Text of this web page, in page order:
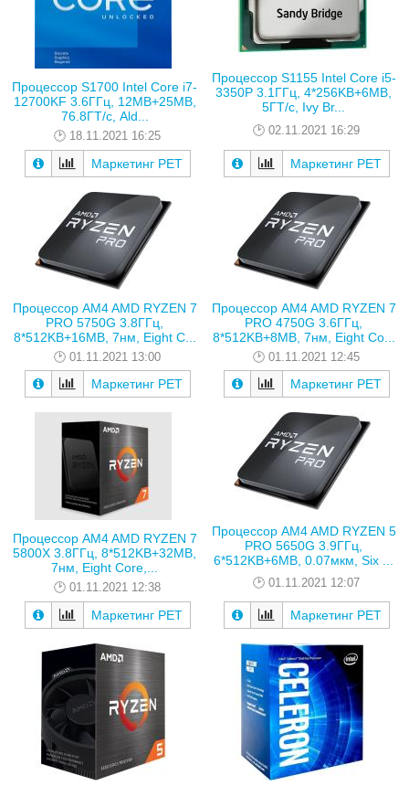
Процессор S1700 Intel Core i7-
12700KF 3.6ГГц, 12MB+25MB,
76.8ГТ/с, Ald...
18.11.2021 16:25
Маркетинг РЕТ
Процессор S1155 Intel Core i5-
3350P 3.1ГГц, 4*256KB+6MB,
5ГТ/с, Ivy Br...
02.11.2021 16:29
Маркетинг РЕТ
Процессор AM4 AMD RYZEN 7
PRO 5750G 3.8ГГц,
8*512KB+16MB, 7нм, Eight C...
01.11.2021 13:00
Маркетинг РЕТ
Процессор AM4 AMD RYZEN 7
PRO 4750G 3.6ГГц,
8*512KB+8MB, 7нм, Eight Co...
01.11.2021 12:45
Маркетинг РЕТ
Процессор AM4 AMD RYZEN 7
5800X 3.8ГГц, 8*512KB+32MB,
7нм, Eight Core,...
01.11.2021 12:38
Маркетинг РЕТ
Процессор AM4 AMD RYZEN 5
PRO 5650G 3.9ГГц,
6*512KB+6MB, 0.07мкм, Six ...
01.11.2021 12:07
Маркетинг РЕТ